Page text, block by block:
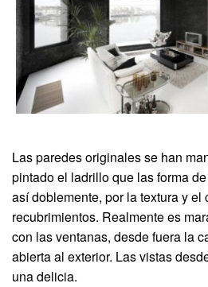
Las paredes originales se han
pintado el ladrillo que las forma
así doblemente, por la textura y el
recubrimientos. Realmente es
con las ventanas, desde fuera la
abierta al exterior. Las vistas
una delicia.